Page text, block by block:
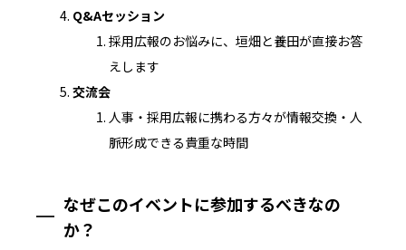
Q&Aセッション
採用広報のお悩みに、垣畑と養田が直接お答
えします
交流会
人事・採用広報に携わる方々が情報交換・人
脈形成できる貴重な時間
なぜこのイベントに参加するべきなの
か？